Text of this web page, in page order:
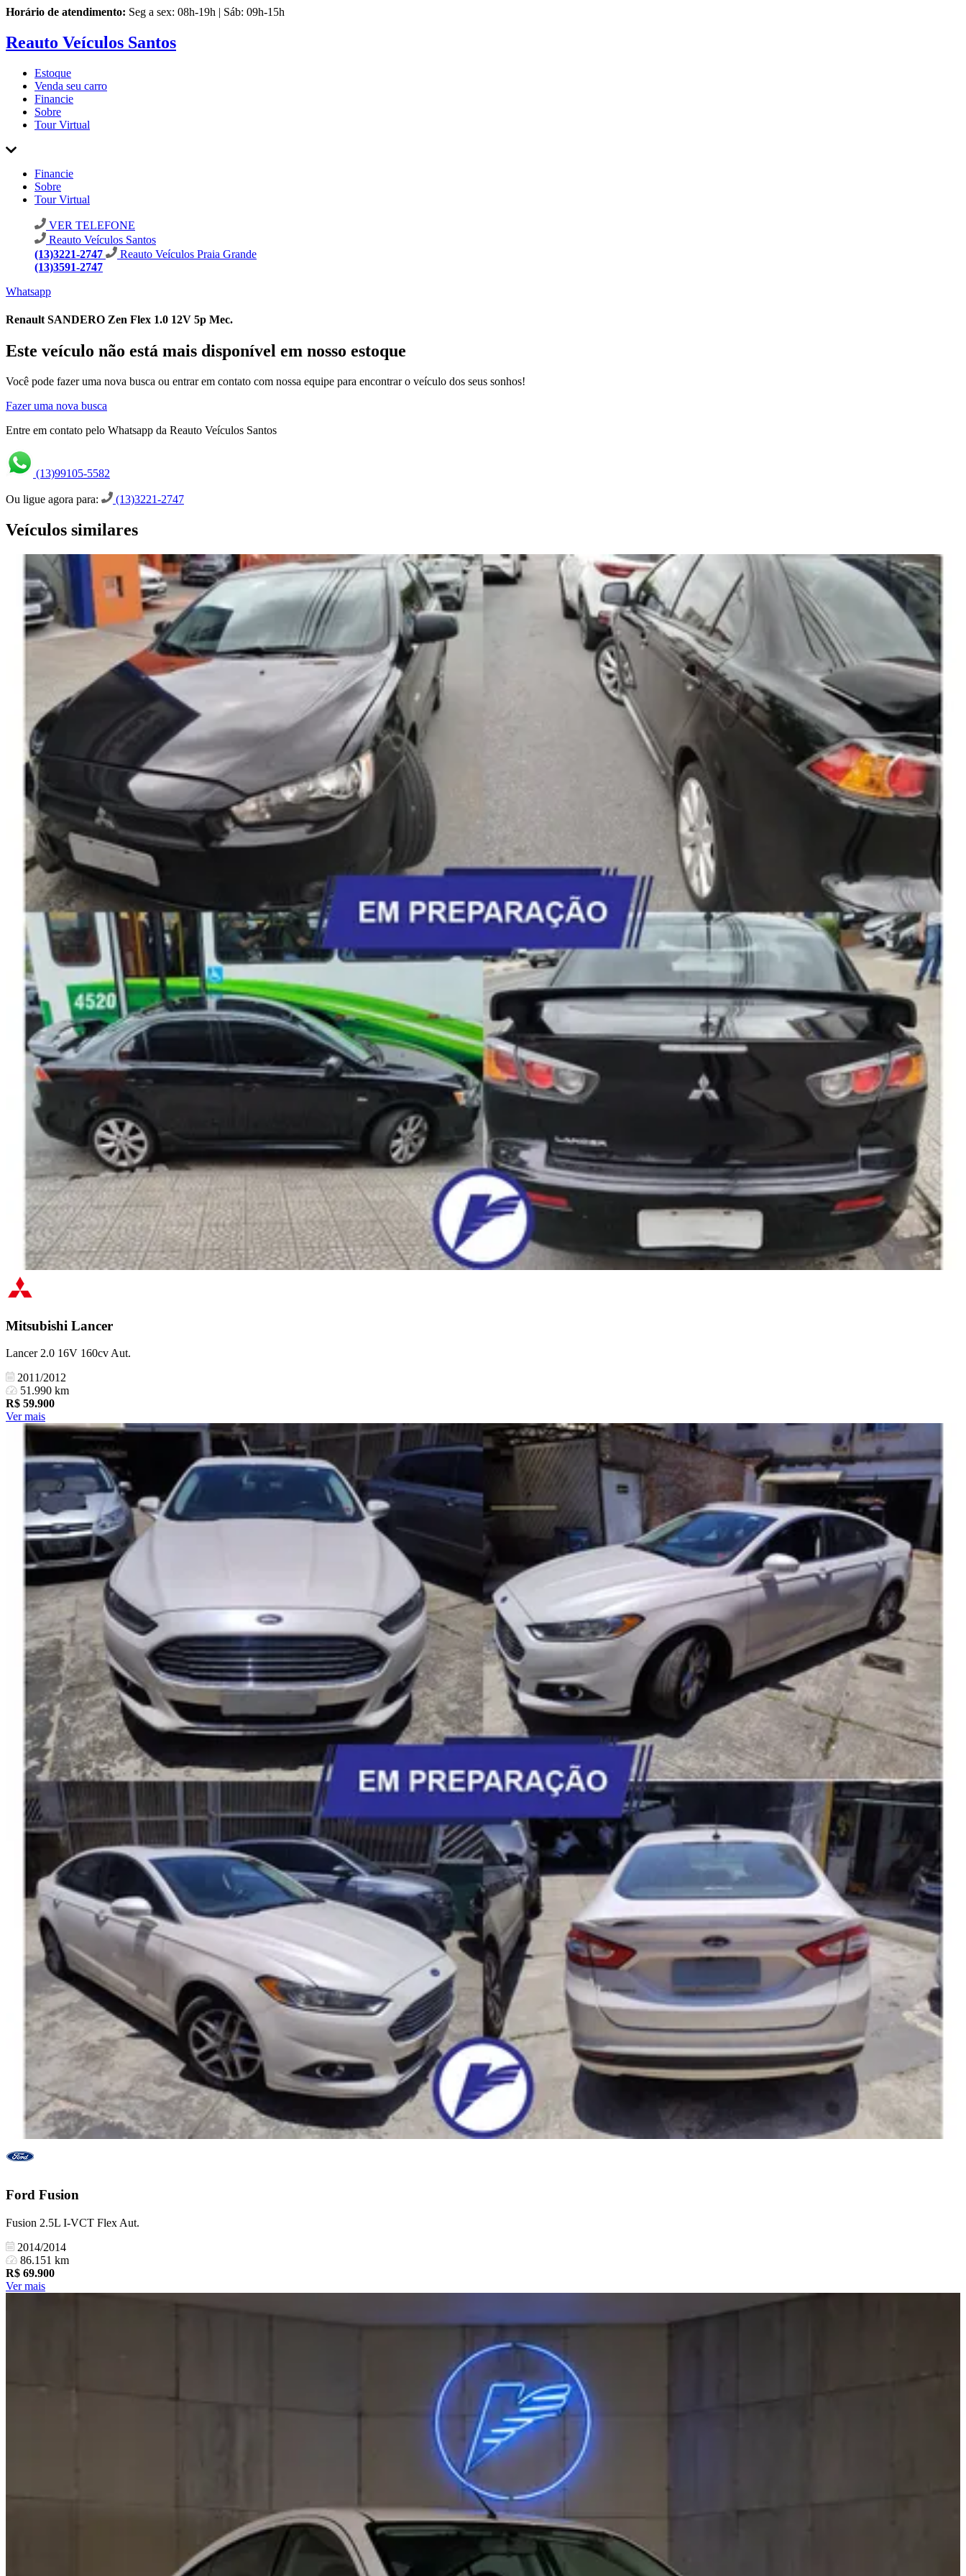
Horário de atendimento: Seg a sex: 08h-19h | Sáb: 09h-15h
Reauto Veículos Santos
Estoque
Venda seu carro
Financie
Sobre
Tour Virtual
Financie
Sobre
Tour Virtual
VER TELEFONE
Reauto Veículos Santos
(13)3221-2747
Reauto Veículos Praia Grande
(13)3591-2747
Whatsapp
Renault SANDERO Zen Flex 1.0 12V 5p Mec.
Este veículo não está mais disponível em nosso estoque
Você pode fazer uma nova busca ou entrar em contato com nossa equipe para encontrar o veículo dos seus sonhos!
Fazer uma nova busca
Entre em contato pelo Whatsapp da Reauto Veículos Santos
(13)99105-5582
Ou ligue agora para: (13)3221-2747
Veículos similares
Mitsubishi Lancer
Lancer 2.0 16V 160cv Aut.
2011/2012
51.990 km
R$ 59.900
Ver mais
Ford Fusion
Fusion 2.5L I-VCT Flex Aut.
2014/2014
86.151 km
R$ 69.900
Ver mais